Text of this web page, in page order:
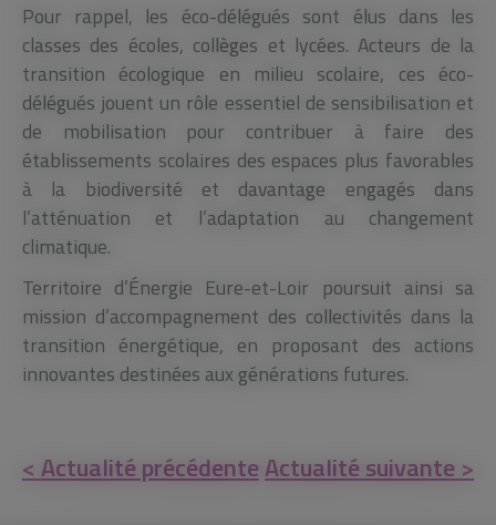
Pour rappel, les éco-délégués sont élus dans les
classes des écoles, collèges et lycées. Acteurs de la
transition écologique en milieu scolaire, ces éco-
délégués jouent un rôle essentiel de sensibilisation et
de mobilisation pour contribuer à faire des
établissements scolaires des espaces plus favorables
à la biodiversité et davantage engagés dans
l’atténuation et l’adaptation au changement
climatique.
Territoire d’Énergie Eure-et-Loir poursuit ainsi sa
mission d’accompagnement des collectivités dans la
transition énergétique, en proposant des actions
innovantes destinées aux générations futures.
< Actualité précédenteActualité suivante >